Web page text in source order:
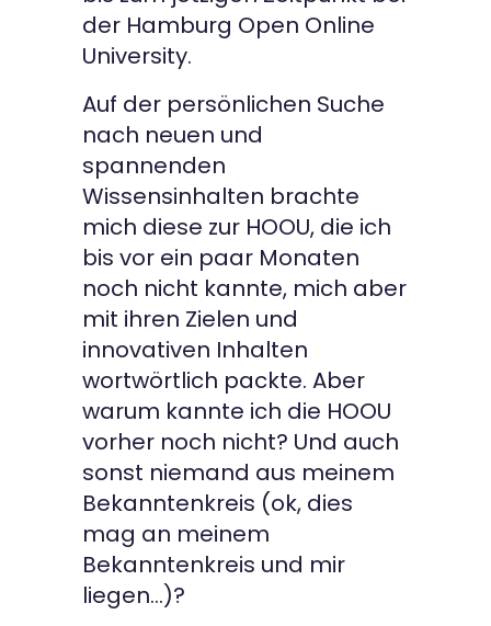
der Hamburg Open Online
University.
Auf der persönlichen Suche
nach neuen und
spannenden
Wissensinhalten brachte
mich diese zur HOOU, die ich
bis vor ein paar Monaten
noch nicht kannte, mich aber
mit ihren Zielen und
innovativen Inhalten
wortwörtlich packte. Aber
warum kannte ich die HOOU
vorher noch nicht? Und auch
sonst niemand aus meinem
Bekanntenkreis (ok, dies
mag an meinem
Bekanntenkreis und mir
liegen…)?